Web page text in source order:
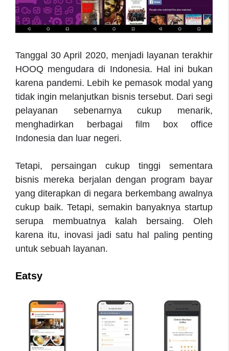
Tanggal 30 April 2020, menjadi layanan terakhir
HOOQ mengudara di Indonesia. Hal ini bukan
karena pandemi. Lebih ke pemasok modal yang
tidak ingin melanjutkan bisnis tersebut. Dari segi
pelayanan sebenarnya cukup menarik,
menghadirkan berbagai film box office
Indonesia dan luar negeri.
Tetapi, persaingan cukup tinggi sementara
bisnis mereka berjalan dengan program bayar
yang diterapkan di negara berkembang awalnya
cukup baik. Tetapi, semakin banyaknya startup
serupa membuatnya kalah bersaing. Oleh
karena itu, inovasi jadi satu hal paling penting
untuk sebuah layanan.
Eatsy